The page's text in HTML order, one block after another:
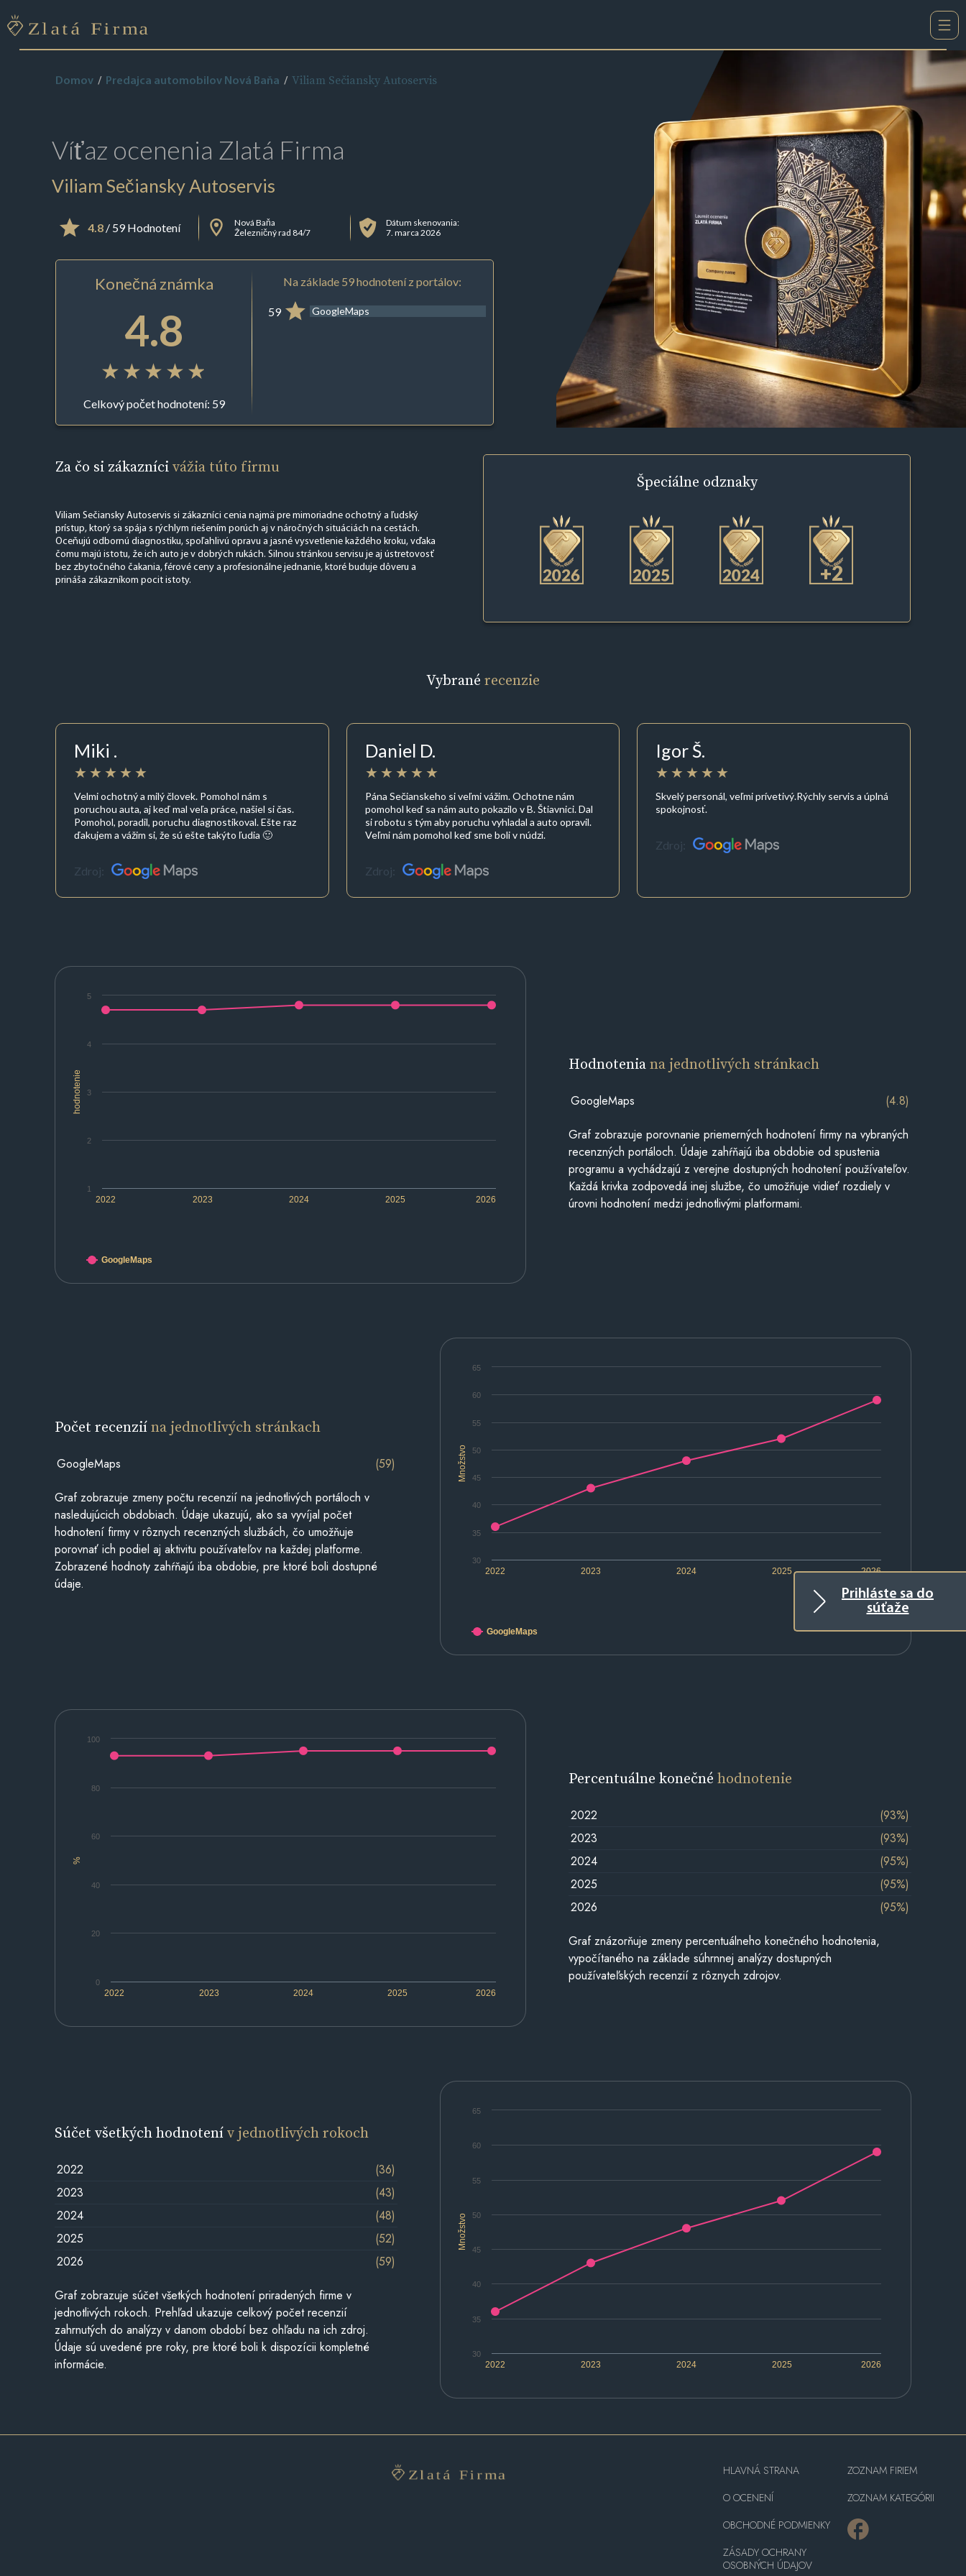
Prihláste sa do
súťaže
Domov Predajca automobilov Nová Baňa Viliam Sečiansky Autoservis
Víťaz ocenenia Zlatá Firma
Viliam Sečiansky Autoservis
4.8/ 59 Hodnotení
Nová Baňa
Železničný rad 84/7
Dátum skenovania:
7. marca 2026
Konečná známka
4.8
Celkový počet hodnotení: 59
Na základe 59 hodnotení z portálov:
59 GoogleMaps
Za čo si zákaznícivážia túto firmu
Viliam Sečiansky Autoservis si zákazníci cenia najmä pre mimoriadne ochotný a ľudský
prístup, ktorý sa spája s rýchlym riešením porúch aj v náročných situáciách na cestách.
Oceňujú odbornú diagnostiku, spoľahlivú opravu a jasné vysvetlenie každého kroku, vďaka
čomu majú istotu, že ich auto je v dobrých rukách. Silnou stránkou servisu je aj ústretovosť
bez zbytočného čakania, férové ceny a profesionálne jednanie, ktoré buduje dôveru a
prináša zákazníkom pocit istoty.
Špeciálne odznaky
+2
Vybrané recenzie
Miki .
Velmi ochotný a milý človek. Pomohol nám s
poruchou auta, aj keď mal veľa práce, našiel si čas.
Pomohol, poradil, poruchu diagnostikoval. Ešte raz
ďakujem a vážim si, že sú ešte takýto ľudia 🙂
Zdroj:
Daniel D.
Pána Sečianskeho si veľmi vážim. Ochotne nám
pomohol keď sa nám auto pokazilo v B. Štiavnici. Dal
si robotu s tým aby poruchu vyhladal a auto opravil.
Veľmi nám pomohol keď sme boli v núdzi.
Zdroj:
Igor Š.
Skvelý personál, veľmi prívetivý.Rýchly servis a úplná
spokojnosť.
Zdroj:
hodnotenie
2022 2023 2024 2025 2026
1
2
3
4
5
GoogleMaps
Hodnoteniana jednotlivých stránkach
GoogleMaps (4.8)
Graf zobrazuje porovnanie priemerných hodnotení firmy na vybraných
recenzných portáloch. Údaje zahŕňajú iba obdobie od spustenia
programu a vychádzajú z verejne dostupných hodnotení používateľov.
Každá krivka zodpovedá inej službe, čo umožňuje vidieť rozdiely v
úrovni hodnotení medzi jednotlivými platformami.
Množstvo
2022 2023 2024 2025 2026
30
35
40
45
50
55
60
65
GoogleMaps
Počet recenziína jednotlivých stránkach
GoogleMaps (59)
Graf zobrazuje zmeny počtu recenzií na jednotlivých portáloch v
nasledujúcich obdobiach. Údaje ukazujú, ako sa vyvíjal počet
hodnotení firmy v rôznych recenzných službách, čo umožňuje
porovnať ich podiel aj aktivitu používateľov na každej platforme.
Zobrazené hodnoty zahŕňajú iba obdobie, pre ktoré boli dostupné
údaje.
%
2022 2023 2024 2025 2026
0
20
40
60
80
100
Percentuálne konečnéhodnotenie
2022
(93%)
2023
(93%)
2024
(95%)
2025
(95%)
2026
(95%)
Graf znázorňuje zmeny percentuálneho konečného hodnotenia,
vypočítaného na základe súhrnnej analýzy dostupných
používateľských recenzií z rôznych zdrojov.
Množstvo
2022 2023 2024 2025 2026
30
35
40
45
50
55
60
65
Súčet všetkých hodnotenív jednotlivých rokoch
2022
(36)
2023
(43)
2024
(48)
2025
(52)
2026
(59)
Graf zobrazuje súčet všetkých hodnotení priradených firme v
jednotlivých rokoch. Prehľad ukazuje celkový počet recenzií
zahrnutých do analýzy v danom období bez ohľadu na ich zdroj.
Údaje sú uvedené pre roky, pre ktoré boli k dispozícii kompletné
informácie.
HLAVNÁ STRANA
O OCENENÍ
OBCHODNÉ PODMIENKY
ZÁSADY OCHRANY
OSOBNÝCH ÚDAJOV
ZOZNAM FIRIEM
ZOZNAM KATEGÓRII